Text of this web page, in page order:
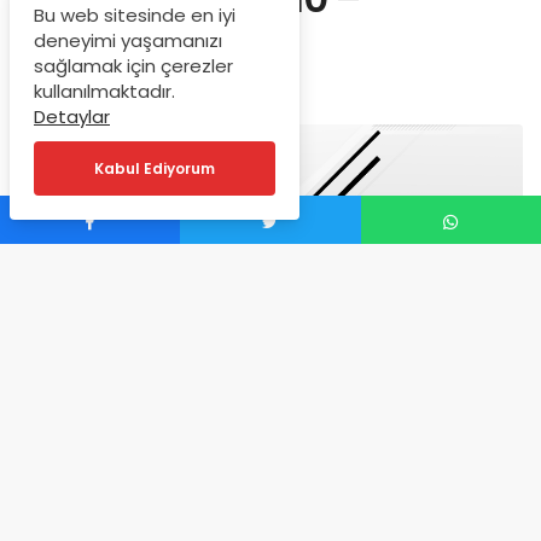
28.07.2025
Temmuz 28, 2025
Bu web sitesinde en iyi
deneyimi yaşamanızı
sağlamak için çerezler
kullanılmaktadır.
Detaylar
Kabul Ediyorum